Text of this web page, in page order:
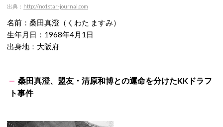
出典： http://no1star-journal.com
名前：桑田真澄（くわた ますみ）
生年月日：1968年4月1日
出身地：大阪府
桑田真澄、盟友・清原和博との運命を分けたKKドラフ
ト事件